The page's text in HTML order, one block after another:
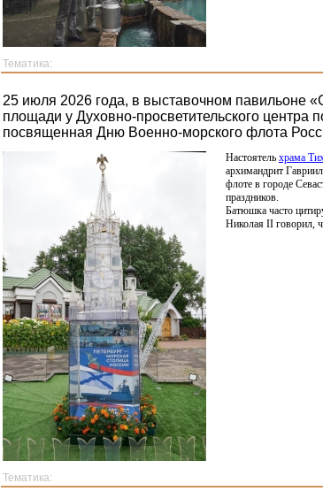
Тематика:
25 июля 2026 года, в выставочном павильоне
площади у Духовно-просветительского центра
посвященная Дню Военно-морского флота
Настоятель храма
архимандрит Гавриил
флоте в городе
праздников.
Батюшка часто
Николая II говорил,
Тематика: